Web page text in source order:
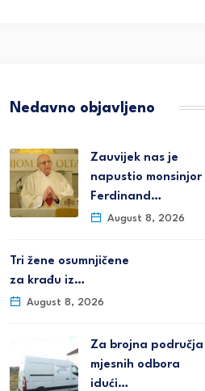
Nedavno objavljeno
Zauvijek nas je
napustio monsinjor
Ferdinand…
August 8, 2026
Tri žene osumnjičene
za krađu iz…
August 8, 2026
Za brojna područja
mjesnih odbora
idući…